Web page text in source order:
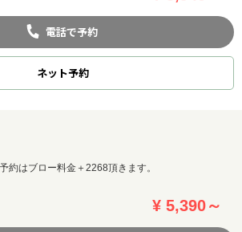
電話で予約
ネット予約
約はブロー料金＋2268頂きます。
¥ 5,390～